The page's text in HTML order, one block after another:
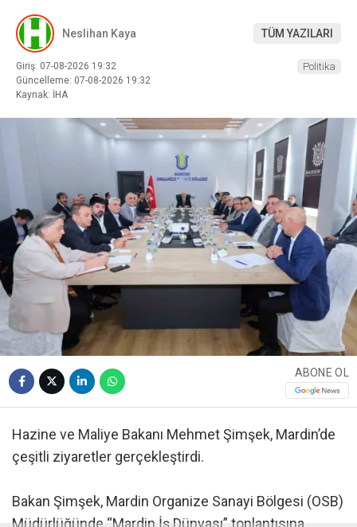
Neslihan Kaya TÜM YAZILARI
Giriş: 07-08-2026 19:32
Güncelleme: 07-08-2026 19:32
Kaynak: İHA
Politika
ABONE OL
Hazine ve Maliye Bakanı Mehmet Şimşek, Mardin’de
çeşitli ziyaretler gerçekleştirdi.
Bakan Şimşek, Mardin Organize Sanayi Bölgesi (OSB)
Müdürlüğünde “Mardin İş Dünyası” toplantısına